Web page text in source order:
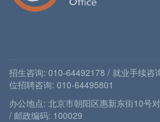
招生咨询: 010-64492178 / 就业手续咨
位招聘咨询: 010-64495801
办公地点: 北京市朝阳区惠新东街10号
/ 邮政编码: 100029